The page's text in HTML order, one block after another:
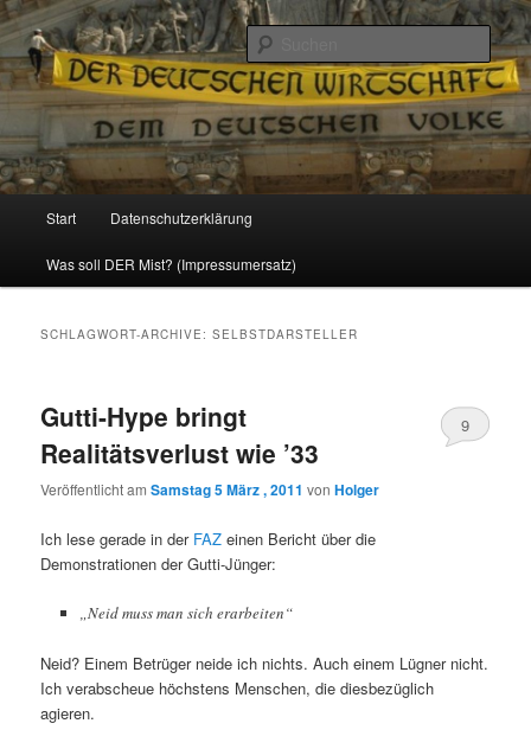
Reizzentrum
Politik, Wirtschaft, Soziales und Gesellschaft
Zum
Inhalt
Zum
sekundären
Start Datenschutzerklärung
Was soll DER Mist? (Impressumersatz)
SCHLAGWORT-ARCHIVE:SELBSTDARSTELLER
Gutti-Hype bringt
Realitätsverlust wie ’33
Veröffentlicht amSamstag 5 März , 2011 vonHolger
9
Ich lese gerade in der FAZ einen Bericht über die
Demonstrationen der Gutti-Jünger:
„Neid muss man sich erarbeiten“
Neid? Einem Betrüger neide ich nichts. Auch einem Lügner nicht.
Ich verabscheue höchstens Menschen, die diesbezüglich
agieren.